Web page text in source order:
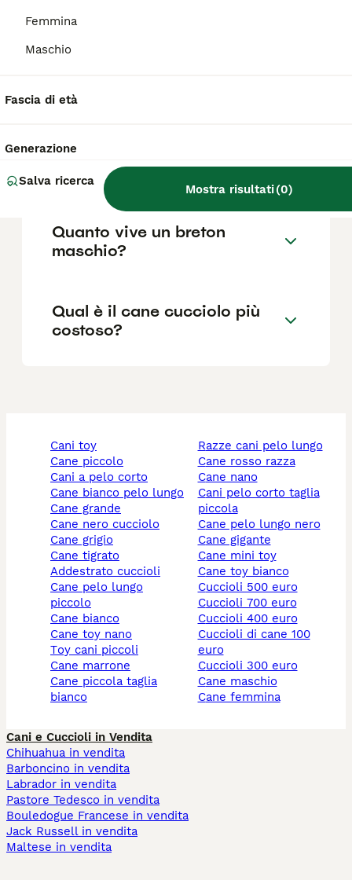
Femmina
Maschio
Fascia di età
Generazione
Salva ricerca
Mostra risultati(0)
Come riconoscere un breton
cucciolo di breton per la
caccia?
Quanto vive un breton
maschio?
Qual è il cane cucciolo più
costoso?
cani toy
cane piccolo
cani a pelo corto
cane bianco pelo lungo
cane grande
cane nero cucciolo
cane grigio
cane tigrato
addestrato cuccioli
cane pelo lungo
piccolo
cane bianco
cane toy nano
toy cani piccoli
cane marrone
cane piccola taglia
bianco
razze cani pelo lungo
cane rosso razza
cane nano
cani pelo corto taglia
piccola
cane pelo lungo nero
cane gigante
cane mini toy
cane toy bianco
cuccioli 500 euro
cuccioli 700 euro
cuccioli 400 euro
cuccioli di cane 100
euro
cuccioli 300 euro
cane maschio
cane femmina
Cani e Cuccioli in Vendita
Chihuahua in vendita
Barboncino in vendita
Labrador in vendita
Pastore Tedesco in vendita
Bouledogue Francese in vendita
Jack Russell in vendita
Maltese in vendita